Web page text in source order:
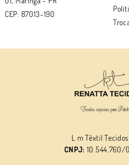
CEP: 87013-190
L m Têxtil
CNPJ: 10.544.760/